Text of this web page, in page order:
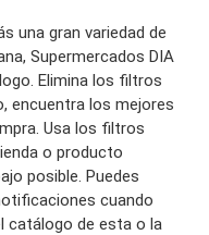
una gran variedad de
Supermercados DIA
Elimina los filtros
encuentra los mejores
Usa los filtros
o producto
posible. Puedes
cuando
catálogo de esta o la